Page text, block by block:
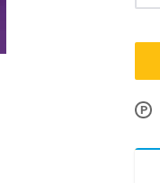
P